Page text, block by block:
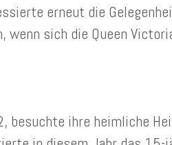
erneut die
wenn sich die Queen
besuchte ihre heimliche